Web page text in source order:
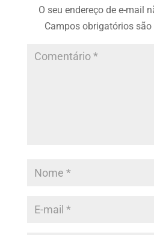
O seu endereço de e-mail
Campos obrigatórios